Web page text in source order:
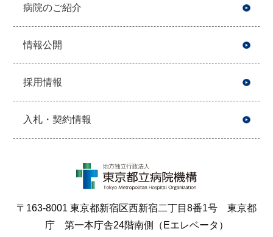
病院のご紹介
情報公開
採用情報
入札・契約情報
〒163-8001 東京都新宿区西新宿二丁目8番1号 東京都
庁 第一本庁舎24階南側（Eエレベータ）